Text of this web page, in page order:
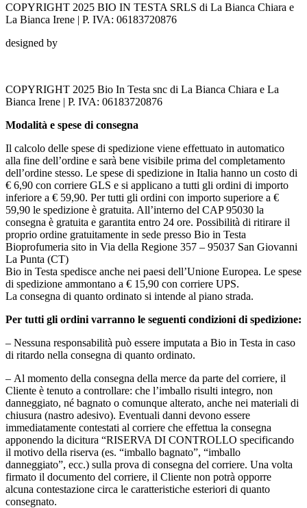
COPYRIGHT 2025 BIO IN TESTA SRLS di La Bianca Chiara e
La Bianca Irene | P. IVA: 06183720876
designed by
COPYRIGHT 2025 Bio In Testa snc di La Bianca Chiara e La
Bianca Irene | P. IVA: 06183720876
Modalità e spese di consegna
Il calcolo delle spese di spedizione viene effettuato in automatico
alla fine dell’ordine e sarà bene visibile prima del completamento
dell’ordine stesso. Le spese di spedizione in Italia hanno un costo di
€ 6,90 con corriere GLS e si applicano a tutti gli ordini di importo
inferiore a € 59,90. Per tutti gli ordini con importo superiore a €
59,90 le spedizione è gratuita. All’interno del CAP 95030 la
consegna è gratuita e garantita entro 24 ore. Possibilità di ritirare il
proprio ordine gratuitamente in sede presso Bio in Testa
Bioprofumeria sito in Via della Regione 357 – 95037 San Giovanni
La Punta (CT)
Bio in Testa spedisce anche nei paesi dell’Unione Europea. Le spese
di spedizione ammontano a € 15,90 con corriere UPS.
La consegna di quanto ordinato si intende al piano strada.
Per tutti gli ordini varranno le seguenti condizioni di spedizione:
– Nessuna responsabilità può essere imputata a Bio in Testa in caso
di ritardo nella consegna di quanto ordinato.
– Al momento della consegna della merce da parte del corriere, il
Cliente è tenuto a controllare: che l’imballo risulti integro, non
danneggiato, né bagnato o comunque alterato, anche nei materiali di
chiusura (nastro adesivo). Eventuali danni devono essere
immediatamente contestati al corriere che effettua la consegna
apponendo la dicitura “RISERVA DI CONTROLLO specificando
il motivo della riserva (es. “imballo bagnato”, “imballo
danneggiato”, ecc.) sulla prova di consegna del corriere. Una volta
firmato il documento del corriere, il Cliente non potrà opporre
alcuna contestazione circa le caratteristiche esteriori di quanto
consegnato.